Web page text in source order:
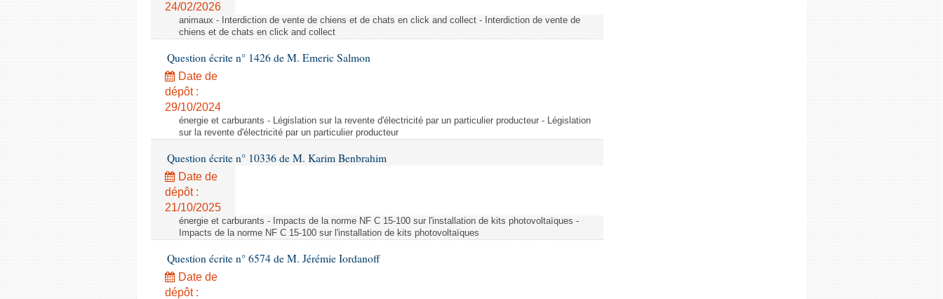
24/02/2026
animaux - Interdiction de vente de chiens et de chats en click and collect - Interdiction de vente de
chiens et de chats en click and collect
Question écrite n° 1426 de M. Emeric Salmon
Date de
dépôt :
29/10/2024
énergie et carburants - Législation sur la revente d'électricité par un particulier producteur - Législation
sur la revente d'électricité par un particulier producteur
Question écrite n° 10336 de M. Karim Benbrahim
Date de
dépôt :
21/10/2025
énergie et carburants - Impacts de la norme NF C 15-100 sur l'installation de kits photovoltaïques -
Impacts de la norme NF C 15-100 sur l'installation de kits photovoltaïques
Question écrite n° 6574 de M. Jérémie Iordanoff
Date de
dépôt :